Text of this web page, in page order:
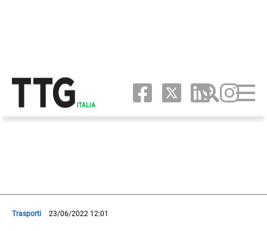
Trasporti 23/06/2022 12:01